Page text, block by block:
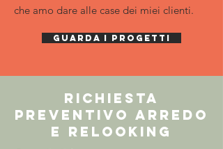
che amo dare alle case dei miei clienti.
guarda i progetti
Richiesta
preventivo Arredo
e relooking